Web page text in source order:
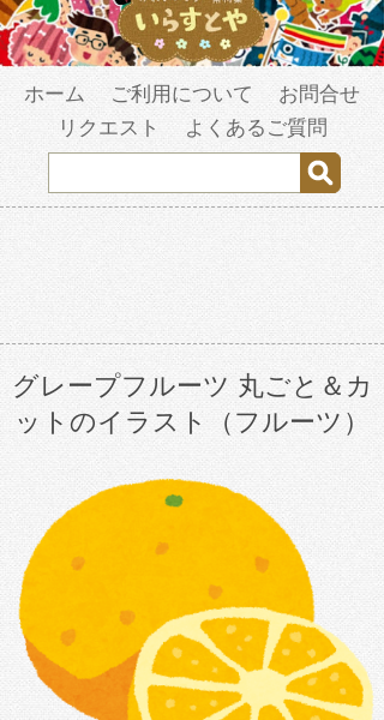
ホーム ご利用について
お問合せ
リクエスト
よくあるご質問
グレープフルーツ 丸ごと＆カ
ットのイラスト（フルーツ）